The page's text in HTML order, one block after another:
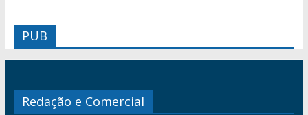
PUB
Redação e Comercial